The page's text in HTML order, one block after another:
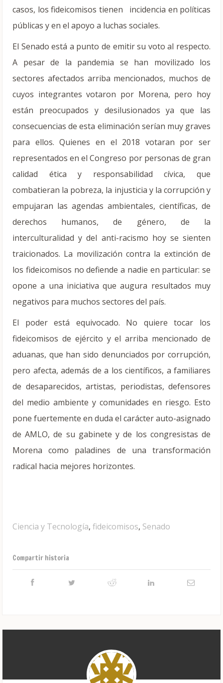
casos, los fideicomisos tienen incidencia en políticas
públicas y en el apoyo a luchas sociales.
El Senado está a punto de emitir su voto al respecto.
A pesar de la pandemia se han movilizado los
sectores afectados arriba mencionados, muchos de
cuyos integrantes votaron por Morena, pero hoy
están preocupados y desilusionados ya que las
consecuencias de esta eliminación serían muy graves
para ellos. Quienes en el 2018 votaran por ser
representados en el Congreso por personas de gran
calidad ética y responsabilidad cívica, que
combatieran la pobreza, la injusticia y la corrupción y
empujaran las agendas ambientales, científicas, de
derechos humanos, de género, de la
interculturalidad y del anti-racismo hoy se sienten
traicionados. La movilización contra la extinción de
los fideicomisos no defiende a nadie en particular: se
opone a una iniciativa que augura resultados muy
negativos para muchos sectores del país.
El poder está equivocado. No quiere tocar los
fideicomisos de ejército y el arriba mencionado de
aduanas, que han sido denunciados por corrupción,
pero afecta, además de a los científicos, a familiares
de desaparecidos, artistas, periodistas, defensores
del medio ambiente y comunidades en riesgo. Esto
pone fuertemente en duda el carácter auto-asignado
de AMLO, de su gabinete y de los congresistas de
Morena como paladines de una transformación
radical hacia mejores horizontes.
Ciencia y Tecnología, fideicomisos, Senado
Compartir historia